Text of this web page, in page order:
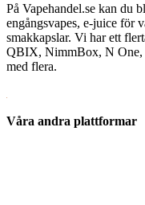
På Vapehandel.se kan du
engångsvapes, e-juice för
smakkapslar. Vi har ett
QBIX, NimmBox, N One,
med flera.
Våra andra plattformar